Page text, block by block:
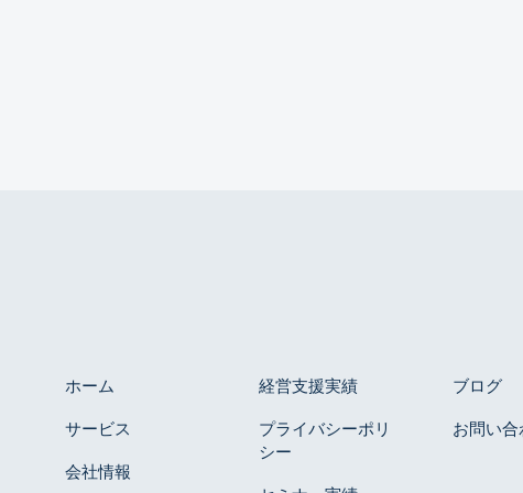
ホーム
サービス
会社情報
経営支援実績
プライバシーポリ
シー
ブログ
お問い合